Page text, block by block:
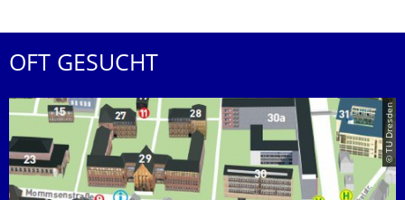
OFT GESUCHT
© TU Dresden